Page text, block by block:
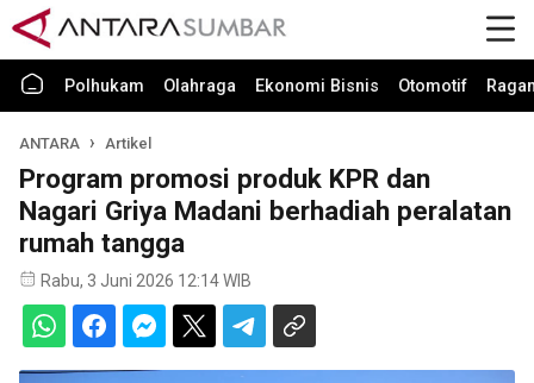
Polhukam Olahraga Ekonomi Bisnis Otomotif
ANTARA Artikel
Program promosi produk KPR dan
Nagari Griya Madani berhadiah peralatan
rumah tangga
Rabu, 3 Juni 2026 12:14 WIB